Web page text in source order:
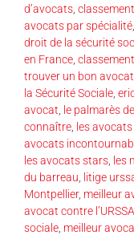
d’avocats
avocats par spécialité
droit de la sécurité
en France
trouver un bon
la Sécurité Sociale
avocat le palmarès
connaître les
avocats
les avocats stars les
du barreau litige
Montpellier, meilleur
avocat contre
sociale meilleur